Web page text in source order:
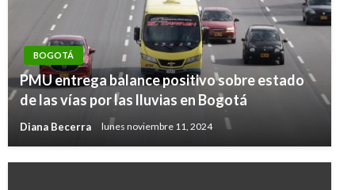
BOGOTÁ
PMU entrega balance positivo sobre estado
de las vías por las lluvias en Bogotá
Diana Becerra lunes noviembre 11, 2024